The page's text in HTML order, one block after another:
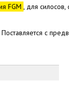
FGM , для силосов,
с